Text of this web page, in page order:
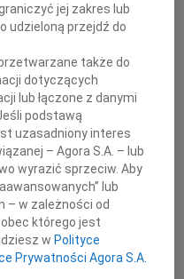
dzień dał każdemu
Końcowi wszyscy idziem,
już nazad nie przydziem."
Epitafium Jan Kochanowski
Z bólem żegnamy
jej zakres lub
udzieloną przejdź do
także do
dotyczących
lub łączone z danymi
podstawą
uzasadniony interes
– Agora S.A. – lub
wyrazić sprzeciw. Aby
lub
– w zależności od
którego jest
w Polityce
Prywatności Agora S.A.